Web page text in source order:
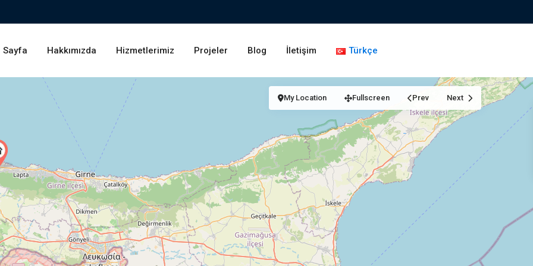
Sayfa Hakkımızda Hizmetlerimiz Projeler Blog İletişim Türkçe
My Location Fullscreen Prev Next